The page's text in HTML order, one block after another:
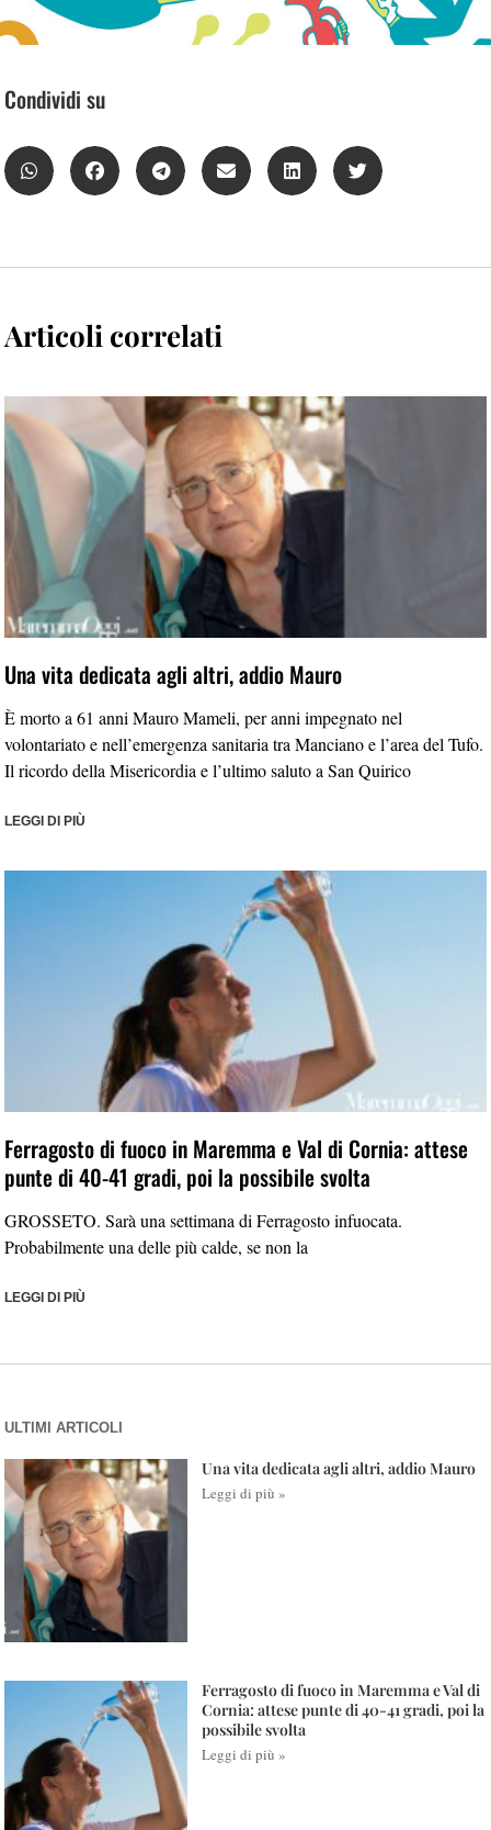
Condividi su
Articoli correlati
Una vita dedicata agli altri, addio Mauro
È morto a 61 anni Mauro Mameli, per anni impegnato nel
volontariato e nell’emergenza sanitaria tra Manciano e l’area del Tufo.
Il ricordo della Misericordia e l’ultimo saluto a San Quirico
LEGGI DI PIÙ
Ferragosto di fuoco in Maremma e Val di Cornia: attese
punte di 40-41 gradi, poi la possibile svolta
GROSSETO. Sarà una settimana di Ferragosto infuocata.
Probabilmente una delle più calde, se non la
LEGGI DI PIÙ
ULTIMI ARTICOLI
Una vita dedicata agli altri, addio Mauro
Leggi di più »
Ferragosto di fuoco in Maremma e Val di
Cornia: attese punte di 40-41 gradi, poi la
possibile svolta
Leggi di più »